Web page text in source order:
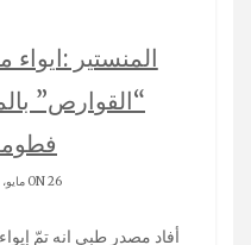
المنستير
“القوارص”
ON 26 مايو، 2020 BY
أفاد مصدر طبي انه تمّ إيواء مصابين إثنين تناولا “القوارص”